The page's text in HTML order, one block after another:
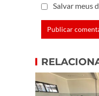
Salvar meus